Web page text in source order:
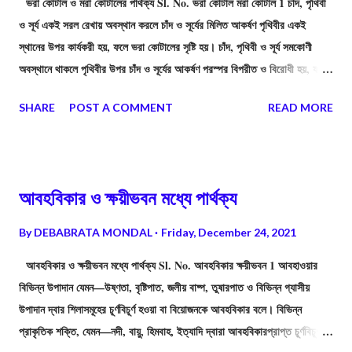
ও সূর্য একই সরল রেখায় অবস্থান করলে চাঁদ ও সূর্যের মিলিত আকর্ষণ পৃথিবীর একই
স্থানের উপর কার্যকরী হয়, ফলে ভরা কোটালের সৃষ্টি হয়। চাঁদ, পৃথিবী ও সূর্য সমকোণী
অবস্থানে থাকলে পৃথিবীর উপর চাঁদ ও সূর্যের আকর্ষণ পরস্পর বিপরীত ও বিরোধী হয়, ফলে
আহরণ ইত্যাদি)-র প্রভাব বেশি। মানবজীবনের উপর মরা কোটালের প্রভাব কম। 3 ভরা
তিথিতে পৃথিবীর একই পাশে একই সরলরেখায় চাঁদ ও সূর্য অবস্থান করে। পূর্ণিমা তিথিতে
SHARE POST A COMMENT READ MORE
আবহবিকার ও ক্ষয়ীভবন মধ্যে পার্থক্য
ByDEBABRATA MONDAL Friday, December 24, 2021
আবহবিকার ও ক্ষয়ীভবন মধ্যে পার্থক্য Sl. No. আবহবিকার ক্ষয়ীভবন 1 আবহাওয়ার
বিভিন্ন উপাদান যেমন—উষ্ণতা, বৃষ্টিপাত, জলীয় বাষ্প, তুষারপাত ও বিভিন্ন গ্যাসীয়
উপাদান দ্বার শিলাসমূহের চূর্ণবিচূর্ণ হওয়া বা বিয়োজনকে আবহবিকার বলে। বিভিন্ন
প্রাকৃতিক শক্তি, যেমন—নদী, বায়ু, হিমবাহ, ইত্যাদি দ্বারা আবহবিকারপ্রাপ্ত চূর্ণবিচূর্ণ